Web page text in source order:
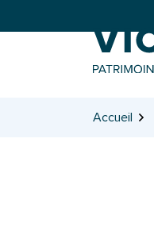
Accueil